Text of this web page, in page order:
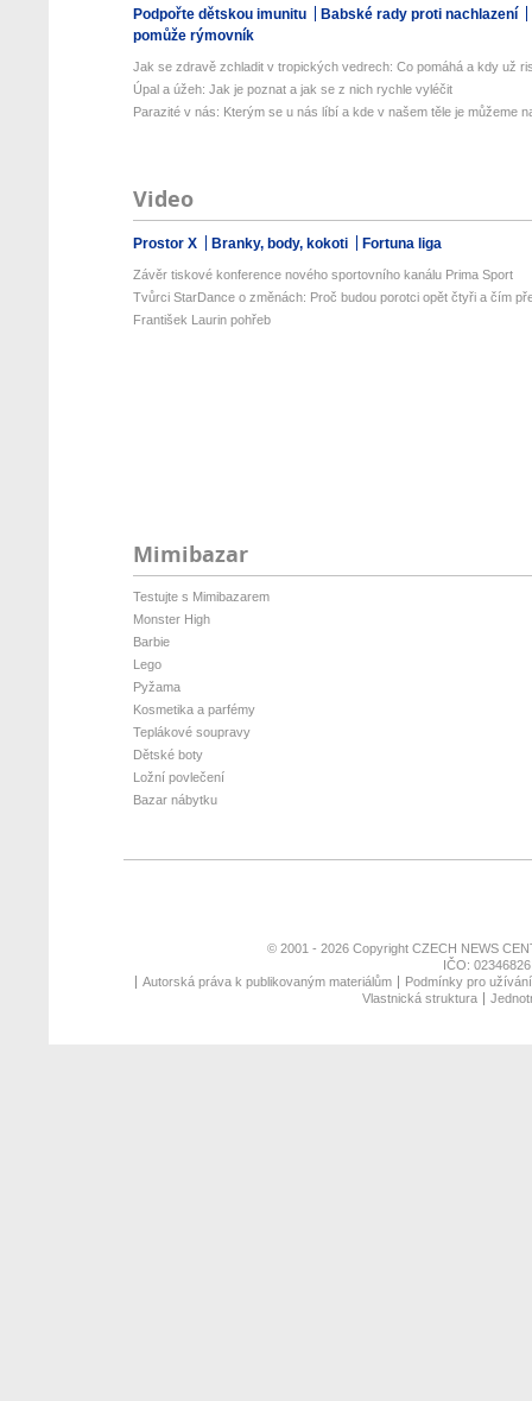
Podpořte dětskou imunitu
Babské rady proti nachlazení
pomůže rýmovník
Jak se zdravě zchladit v tropických vedrech: Co pomáhá a kdy už
Úpal a úžeh: Jak je poznat a jak se z nich rychle vyléčit
Parazité v nás: Kterým se u nás líbí a kde v našem těle je můžeme
Video
Prostor X Branky, body, kokoti Fortuna liga
Závěr tiskové konference nového sportovního kanálu Prima Sport
Tvůrci StarDance o změnách: Proč budou porotci opět čtyři a čím
František Laurin pohřeb
Mimibazar
Testujte s Mimibazarem
Monster High
Barbie
Lego
Pyžama
Kosmetika a parfémy
Teplákové soupravy
Dětské boty
Ložní povlečení
Bazar nábytku
© 2001 - 2026 Copyright CZECH NEWS
IČO:
Autorská práva k publikovaným materiálům
Podmínky pro
Vlastnická struktura